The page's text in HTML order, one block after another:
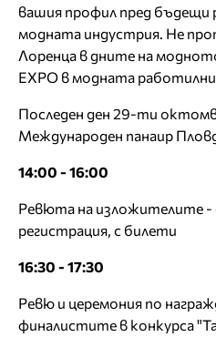
вашия профил пред
модната индустрия. Не
Лоренца в дните на
EXPO в модната
Последен ден 29-ти
Международен панаир
14:00 - 16:00
Ревюта на изложителите -
регистрация, с билети
16:30 - 17:30
Ревю и церемония по
финалистите в конкурса